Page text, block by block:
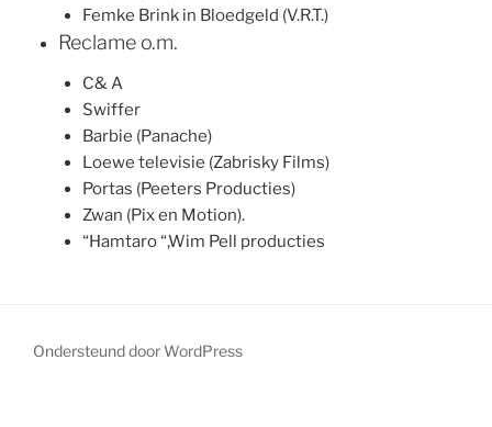
Femke Brink in Bloedgeld (V.R.T.)
Reclame o.m.
C& A
Swiffer
Barbie (Panache)
Loewe televisie (Zabrisky Films)
Portas (Peeters Producties)
Zwan (Pix en Motion).
“Hamtaro “,Wim Pell producties
Ondersteund door WordPress